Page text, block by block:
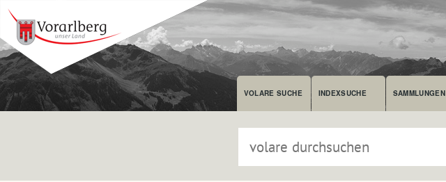
VOLARE SUCHE INDEXSUCHE SAMMLUNGEN